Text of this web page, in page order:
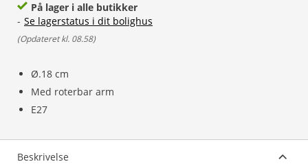
Ø.18 cm
Med roterbar arm
E27
På lager i alle butikker
- Se lagerstatus i dit bolighus
(Opdateret kl. 08.58)
Beskrivelse